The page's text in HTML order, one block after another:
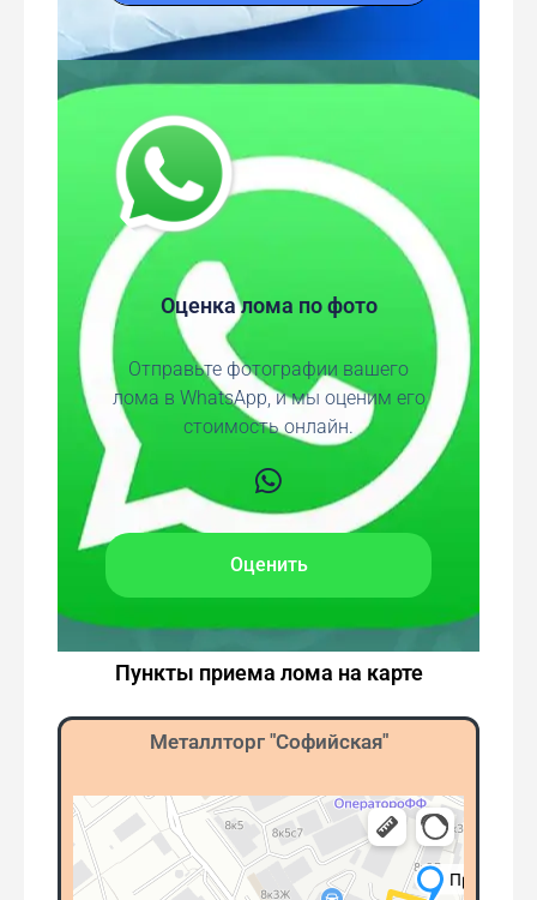
Оценка лома по фото
Отправьте фотографии вашего
лома в WhatsApp, и мы оценим его
стоимость онлайн.
Оценить
Пункты приема лома на карте
Металлторг "Софийская"